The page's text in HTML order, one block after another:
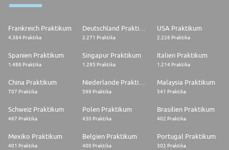
Frankreich Praktikum
4.384 Praktika 2.271 Praktika
USA Praktikum
2.226 Praktika
Spanien Praktikum
1.486 Praktika
Singapur Praktikum
1.295 Praktika
Italien Praktikum
1.214 Praktika
China Praktikum
707 Praktika 599 Praktika
Malaysia Praktikum
541 Praktika
Schweiz Praktikum
467 Praktika
Polen Praktikum
430 Praktika
Brasilien Praktikum
402 Praktika
Mexiko Praktikum
401 Praktika
Belgien Praktikum
400 Praktika
Portugal Praktikum
302 Praktika